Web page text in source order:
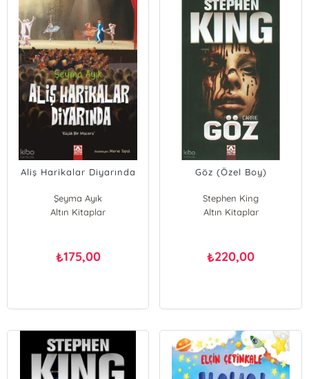
Aliş Harikalar Diyarında
Şeyma Ayık
Altın Kitaplar
₺175,00
Göz (Özel Boy)
Stephen King
Altın Kitaplar
₺220,00